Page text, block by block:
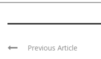
Previous Article